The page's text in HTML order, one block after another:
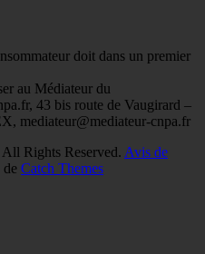
doit dans un premier
au Médiateur du
43 bis route de Vaugirard –
mediateur@mediateur-cnpa.fr
All Rights Reserved. Avis de
de Catch Themes